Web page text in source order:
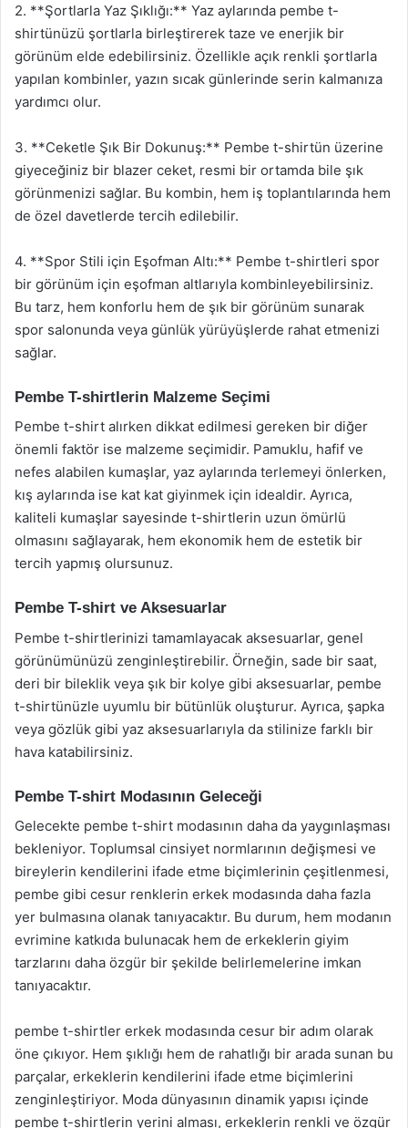
2. **Şortlarla Yaz Şıklığı:** Yaz aylarında pembe t-
shirtünüzü şortlarla birleştirerek taze ve enerjik bir
görünüm elde edebilirsiniz. Özellikle açık renkli şortlarla
yapılan kombinler, yazın sıcak günlerinde serin kalmanıza
yardımcı olur.
3. **Ceketle Şık Bir Dokunuş:** Pembe t-shirtün üzerine
giyeceğiniz bir blazer ceket, resmi bir ortamda bile şık
görünmenizi sağlar. Bu kombin, hem iş toplantılarında hem
de özel davetlerde tercih edilebilir.
4. **Spor Stili için Eşofman Altı:** Pembe t-shirtleri spor
bir görünüm için eşofman altlarıyla kombinleyebilirsiniz.
Bu tarz, hem konforlu hem de şık bir görünüm sunarak
spor salonunda veya günlük yürüyüşlerde rahat etmenizi
sağlar.
Pembe T-shirtlerin Malzeme Seçimi
Pembe t-shirt alırken dikkat edilmesi gereken bir diğer
önemli faktör ise malzeme seçimidir. Pamuklu, hafif ve
nefes alabilen kumaşlar, yaz aylarında terlemeyi önlerken,
kış aylarında ise kat kat giyinmek için idealdir. Ayrıca,
kaliteli kumaşlar sayesinde t-shirtlerin uzun ömürlü
olmasını sağlayarak, hem ekonomik hem de estetik bir
tercih yapmış olursunuz.
Pembe T-shirt ve Aksesuarlar
Pembe t-shirtlerinizi tamamlayacak aksesuarlar, genel
görünümünüzü zenginleştirebilir. Örneğin, sade bir saat,
deri bir bileklik veya şık bir kolye gibi aksesuarlar, pembe
t-shirtünüzle uyumlu bir bütünlük oluşturur. Ayrıca, şapka
veya gözlük gibi yaz aksesuarlarıyla da stilinize farklı bir
hava katabilirsiniz.
Pembe T-shirt Modasının Geleceği
Gelecekte pembe t-shirt modasının daha da yaygınlaşması
bekleniyor. Toplumsal cinsiyet normlarının değişmesi ve
bireylerin kendilerini ifade etme biçimlerinin çeşitlenmesi,
pembe gibi cesur renklerin erkek modasında daha fazla
yer bulmasına olanak tanıyacaktır. Bu durum, hem modanın
evrimine katkıda bulunacak hem de erkeklerin giyim
tarzlarını daha özgür bir şekilde belirlemelerine imkan
tanıyacaktır.
pembe t-shirtler erkek modasında cesur bir adım olarak
öne çıkıyor. Hem şıklığı hem de rahatlığı bir arada sunan bu
parçalar, erkeklerin kendilerini ifade etme biçimlerini
zenginleştiriyor. Moda dünyasının dinamik yapısı içinde
pembe t-shirtlerin yerini alması, erkeklerin renkli ve özgür